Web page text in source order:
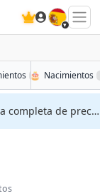
🇪🇸
81
🎂 Nacimientos
de precisión!